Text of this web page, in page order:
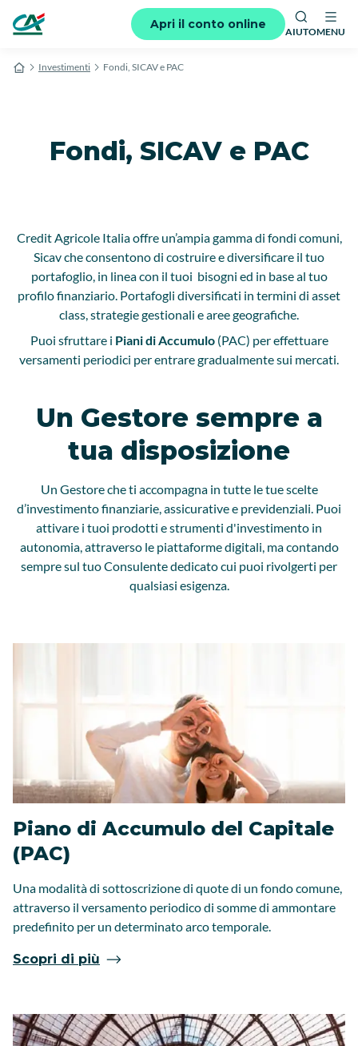
Apri il conto online
AIUTOMENU
Investimenti Fondi, SICAV e PAC
Fondi, SICAV e PAC
Credit Agricole Italia offre un’ampia gamma di fondi comuni,
Sicav che consentono di costruire e diversificare il tuo
portafoglio, in linea con il tuoi bisogni ed in base al tuo
profilo finanziario. Portafogli diversificati in termini di asset
class, strategie gestionali e aree geografiche.
Puoi sfruttare i PianidiAccumulo (PAC) per effettuare
versamenti periodici per entrare gradualmente sui mercati.
Un Gestore sempre a
tua disposizione
Un Gestore che ti accompagna in tutte le tue scelte
d’investimento finanziarie, assicurative e previdenziali. Puoi
attivare i tuoi prodotti e strumenti d'investimento in
autonomia, attraverso le piattaforme digitali, ma contando
sempre sul tuo Consulente dedicato cui puoi rivolgerti per
qualsiasi esigenza.
Piano di Accumulo del Capitale
(PAC)
Una modalità di sottoscrizione di quote di un fondo comune,
attraverso il versamento periodico di somme di ammontare
predefinito per un determinato arco temporale.
Scopri di più